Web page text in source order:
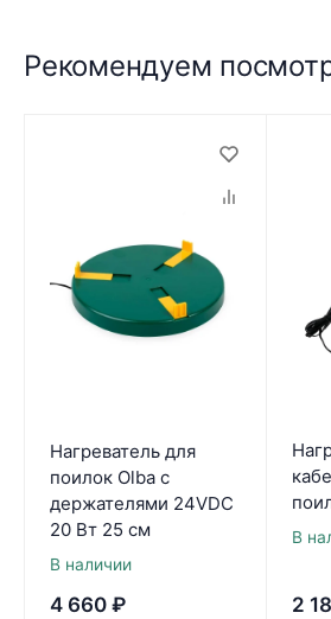
Рекомендуем
Нагреватель для
поилок Olba с
держателями 24VDC
20 Вт 25 см
В наличии
4 660 ₽
В
2